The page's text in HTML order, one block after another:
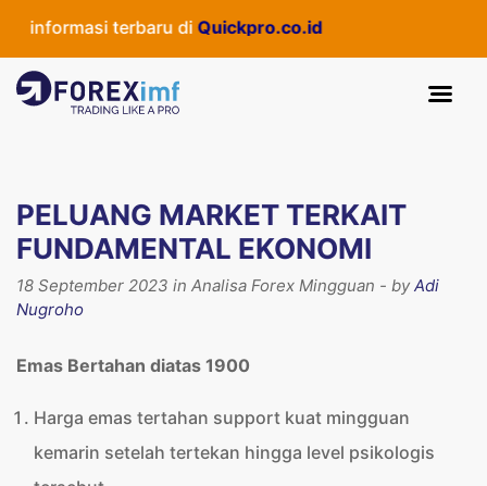
terbaru diQuickpro.co.id
PELUANG MARKET TERKAIT
FUNDAMENTAL EKONOMI
18 September 2023 in Analisa Forex Mingguan - byAdi
Nugroho
Emas Bertahan diatas 1900
Harga emas tertahan support kuat mingguan
kemarin setelah tertekan hingga level psikologis